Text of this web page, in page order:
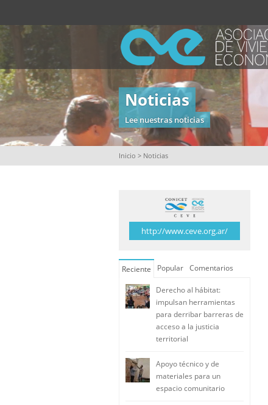
Noticias
Lee nuestras noticias
Inicio > Noticias
http://www.ceve.org.ar/
Reciente Popular Comentarios
Derecho al hábitat:
impulsan herramientas
para derribar barreras de
acceso a la justicia
territorial
Apoyo técnico y de
materiales para un
espacio comunitario